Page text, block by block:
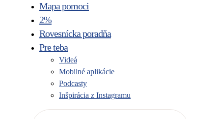
Mapa pomoci
2%
Rovesnícka poradňa
Pre teba
Videá
Mobilné aplikácie
Podcasty
Inšpirácia z Instagramu